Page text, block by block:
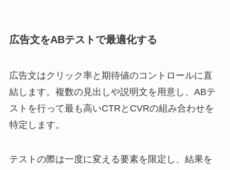
広告文をABテストで最適化する
広告文はクリック率と期待値のコントロールに直
結します。複数の見出しや説明文を用意し、ABテ
ストを行って最も高いCTRとCVRの組み合わせを
特定します。
テストの際は一度に変える要素を限定し、結果を